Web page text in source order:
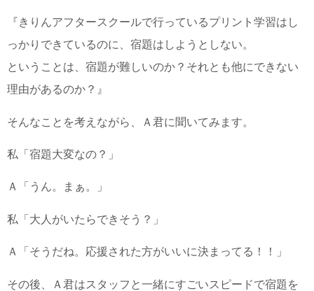
『きりんアフタースクールで行っているプリント学習はし
っかりできているのに、宿題はしようとしない。
ということは、宿題が難しいのか？それとも他にできない
理由があるのか？』
そんなことを考えながら、Ａ君に聞いてみます。
私「宿題大変なの？」
Ａ「うん。まぁ。」
私「大人がいたらできそう？」
Ａ「そうだね。応援された方がいいに決まってる！！」
その後、Ａ君はスタッフと一緒にすごいスピードで宿題を